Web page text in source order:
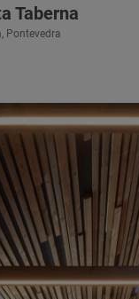
Taberna
Pontevedra